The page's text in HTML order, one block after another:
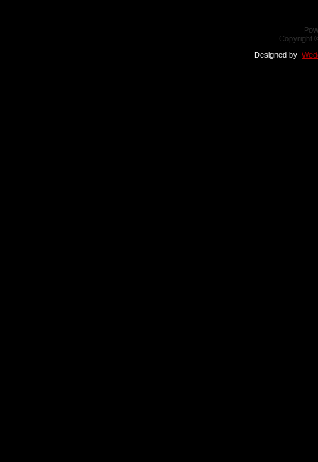
Copyright
Designed by